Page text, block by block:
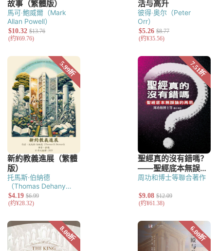
馬可‧鮑威爾（Mark
Allan Powell）
彼得‧奥尔（Peter
Orr）
托馬斯·伯納德
（Thomas Dehany
Bernard）
周功和博士等聯合著作